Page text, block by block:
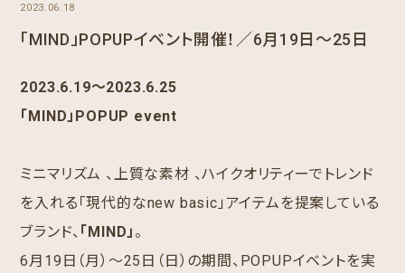
2023.06.18
「MIND」POPUPイベント開催！／6月19日〜25日
2023.6.19〜2023.6.25
「MIND」POPUP event
ミニマリズム 、上質な素材 、ハイクオリティーでトレンド
を入れる「現代的なnew basic」アイテムを提案している
ブランド、 「MIND」 。
6月19日（月）〜25日（日）の期間、POPUPイベントを実